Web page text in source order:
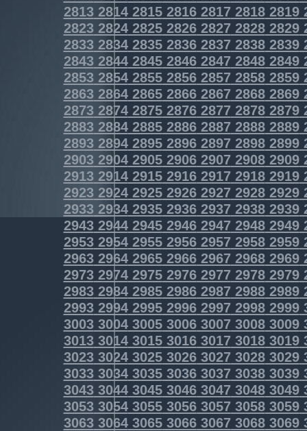
2813281428152816281728182819
2823282428252826282728282829
2833283428352836283728382839
2843284428452846284728482849
2853285428552856285728582859
2863286428652866286728682869
2873287428752876287728782879
2883288428852886288728882889
2893289428952896289728982899
2903290429052906290729082909
2913291429152916291729182919
2923292429252926292729282929
2933293429352936293729382939
2943294429452946294729482949
2953295429552956295729582959
2963296429652966296729682969
2973297429752976297729782979
2983298429852986298729882989
2993299429952996299729982999
3003300430053006300730083009
3013301430153016301730183019
3023302430253026302730283029
3033303430353036303730383039
3043304430453046304730483049
3053305430553056305730583059
3063306430653066306730683069